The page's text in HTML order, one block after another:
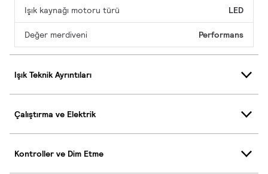
Işık kaynağı motoru türü LED
Değer merdiveni Performans
Işık Teknik Ayrıntıları
Çalıştırma ve Elektrik
Kontroller ve Dim Etme